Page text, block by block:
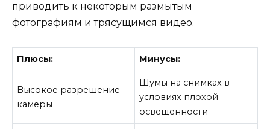
приводить к некоторым размытым
фотографиям и трясущимся видео.
Плюсы: Минусы:
Высокое разрешение
камеры
Шумы на снимках в
условиях плохой
освещенности